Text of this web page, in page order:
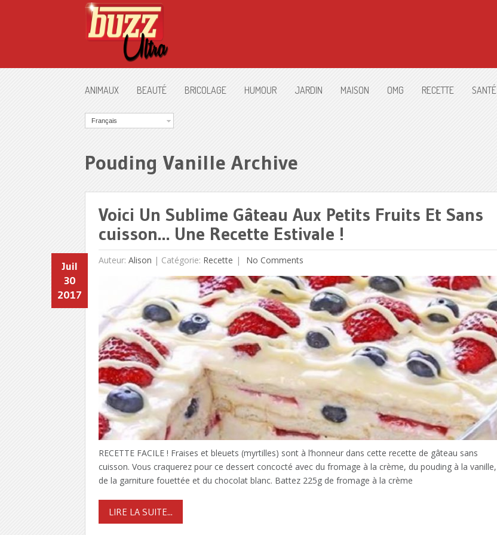
ANIMAUX BEAUTÉ BRICOLAGE HUMOUR JARDIN MAISON OMG RECETTE SANTÉ
Français
Pouding Vanille Archive
Voici Un Sublime Gâteau Aux Petits Fruits Et Sans
cuisson… Une Recette Estivale !
Auteur: Alison |
Juil
30
2017
Catégorie: Recette No Comments
RECETTE FACILE ! Fraises et bleuets (myrtilles) sont à l’honneur dans cette recette de gâteau sans
cuisson. Vous craquerez pour ce dessert concocté avec du fromage à la crème, du pouding à la vanille,
de la garniture fouettée et du chocolat blanc. Battez 225g de fromage à la crème
LIRE LA SUITE...